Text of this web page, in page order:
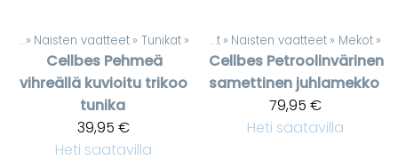
‪» Naisten vaatteet ‪» Tunikat ‪»
Cellbes Pehmeä
vihreällä kuvioitu trikoo
tunika
39,95 €
Heti saatavilla
Tuotteet ‪» Naisten vaatteet ‪» Mekot ‪»
Cellbes Petroolinvärinen
samettinen juhlamekko
79,95 €
Heti saatavilla